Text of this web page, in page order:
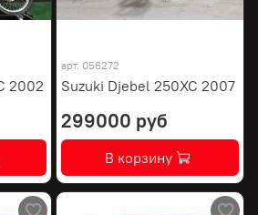
2002
арт. 056272
Suzuki Djebel 250XC 2007
299000 руб
В корзину